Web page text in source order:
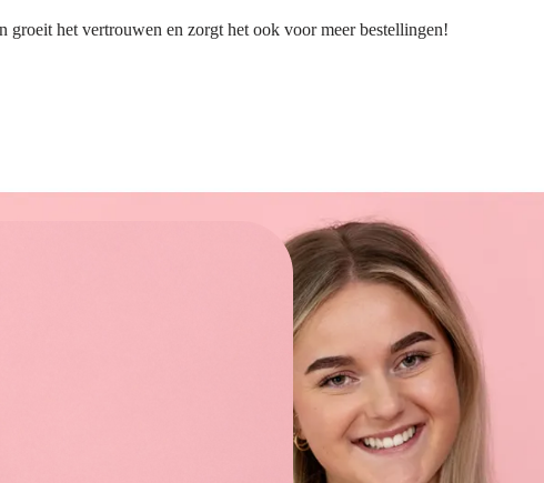
het vertrouwen en zorgt het ook voor meer bestellingen!